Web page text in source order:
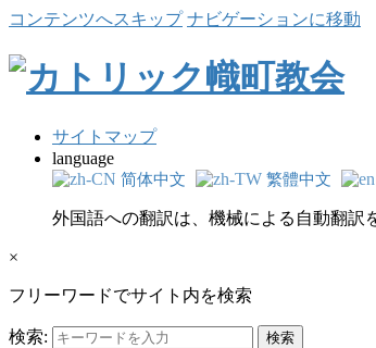
コンテンツへスキップ ナビゲーションに移動
サイトマップ
language
简体中文 繁體中文
外国語への翻訳は、機械による自動翻訳
×
フリーワードでサイト内を検索
検索: